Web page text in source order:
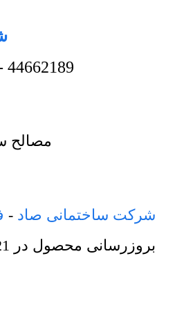
44662189
مصالح
شرکت ساختمانی صاد -
بروزرسانی محصول در 21